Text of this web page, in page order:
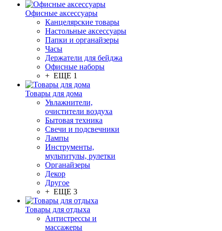
Офисные аксессуары
Канцелярские товары
Настольные аксессуары
Папки и органайзеры
Часы
Держатели для бейджа
Офисные наборы
+ ЕЩЕ 1
Товары для дома
Увлажнители,
очистители воздуха
Бытовая техника
Свечи и подсвечники
Лампы
Инструменты,
мультитулы, рулетки
Органайзеры
Декор
Другое
+ ЕЩЕ 3
Товары для отдыха
Антистрессы и
массажеры